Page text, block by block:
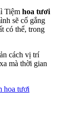
Tiệm hoa tươi
sẽ cố gắng
có thể, trong
cách vị trí
mà thời gian
hoa tươi